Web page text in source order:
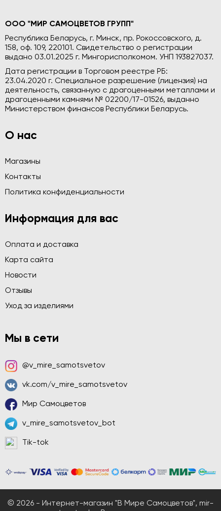
ООО "МИР САМОЦВЕТОВ ГРУПП"
Республика Беларусь, г. Минск, пр. Рокоссовского, д.
158, оф. 109, 220101. Свидетельство о регистрации
выдано 03.01.2025 г. Мингорисполкомом. УНП 193827037.
Дата регистрации в Торговом реестре РБ:
23.04.2020 г. Специальное разрешение (лицензия) на
деятельность, связанную с драгоценными металлами и
драгоценными камнями № 02200/17-01526, выданно
Министерством финансов Республики Беларусь.
О нас
Магазины
Контакты
Политика конфиденциальности
Информация для вас
Оплата и доставка
Карта сайта
Новости
Отзывы
Уход за изделиями
Мы в сети
@v_mire_samotsvetov
vk.com/v_mire_samotsvetov
Мир Самоцветов
v_mire_samotsvetov_bot
Tik-tok
© 2026 - Интернет-магазин "В Мире Самоцветов", mir-